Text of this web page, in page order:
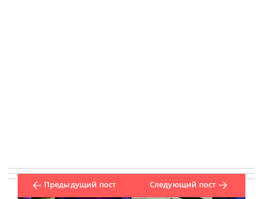
Предыдущий пост Следующий пост